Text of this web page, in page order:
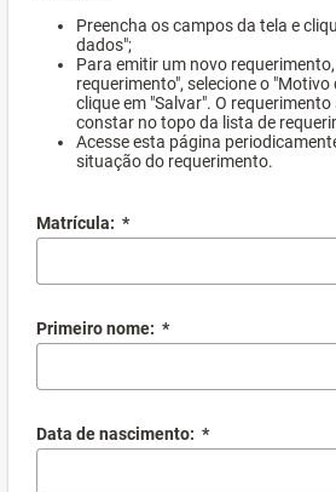
Preencha os campos da tela e
dados";
Para emitir um novo
requerimento", selecione o "Motivo
clique em "Salvar". O
constar no topo da lista de
Acesse esta página
situação do requerimento.
Matrícula: *
Primeiro nome: *
Data de nascimento: *